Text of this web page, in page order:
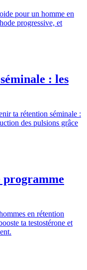
pour un homme en
progressive, et
: les
ta rétention séminale :
des pulsions grâce
programme
en rétention
ta testostérone et